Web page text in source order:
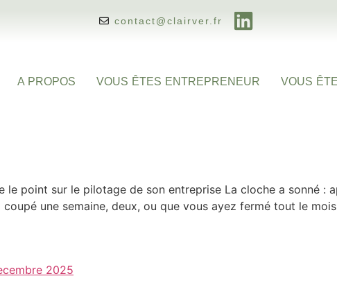
contact@clairver.fr
A PROPOS VOUS ÊTES ENTREPRENEUR VOUS
le point sur le pilotage de son entreprise La cloche a sonné :
une semaine, deux, ou que vous ayez fermé tout le